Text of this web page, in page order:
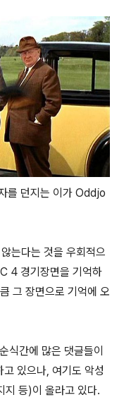
를 던지는 이가 Oddjo
는다는 것을 우회적으
4 경기장면을 기억하
그 장면으로 기억에 오
식간에 많은 댓글들이
있으나, 여기도 악성
지 등)이 올라고 있다.